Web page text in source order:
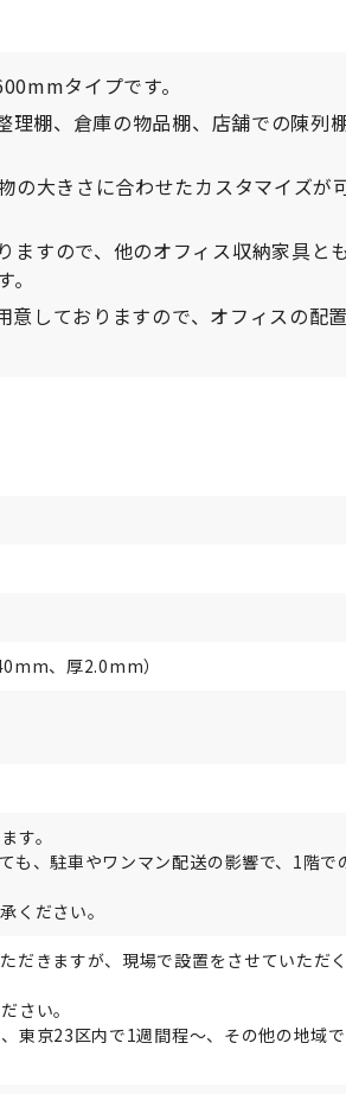
タイプです。
棚、倉庫の物品棚、店舗での陳列
の大きさに合わせたカスタマイズが
ますので、他のオフィス収納家具と
しておりますので、オフィスの配
、厚2.0mm）
す。
も、駐車やワンマン配送の影響で、1階で
ください。
だきますが、現場で設置をさせていただ
さい。
東京23区内で1週間程～、その他の地域